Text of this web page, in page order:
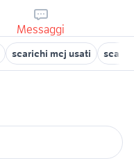
Messaggi
scarichi mcj usati